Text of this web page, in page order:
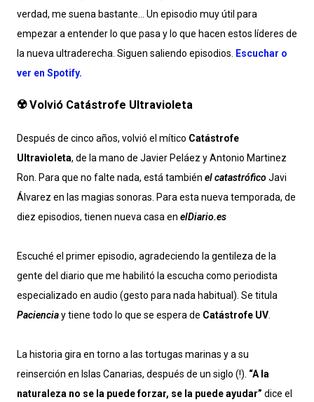
verdad, me suena bastante… Un episodio muy útil para
empezar a entender lo que pasa y lo que hacen estos líderes de
la nueva ultraderecha. Siguen saliendo episodios.
Escuchar o
ver en Spotify.
☢️ Volvió Catástrofe Ultravioleta
Después de cinco años, volvió el mítico Catástrofe
Ultravioleta, de la mano de Javier Peláez y Antonio Martinez
Ron. Para que no falte nada, está también el catastróficoJavi
Álvarez en las magias sonoras. Para esta nueva temporada, de
diez episodios, tienen nueva casa en elDiario.es
Escuché el primer episodio, agradeciendo la gentileza de la
gente del diario que me habilitó la escucha como periodista
especializado en audio (gesto para nada habitual). Se titula
Pacienciay tiene todo lo que se espera de Catástrofe UV
La historia gira en torno a las tortugas marinas y a su
reinserción en Islas Canarias, después de un siglo (!). “A la
naturaleza no se la puede forzar, se la puede ayudar” dice el